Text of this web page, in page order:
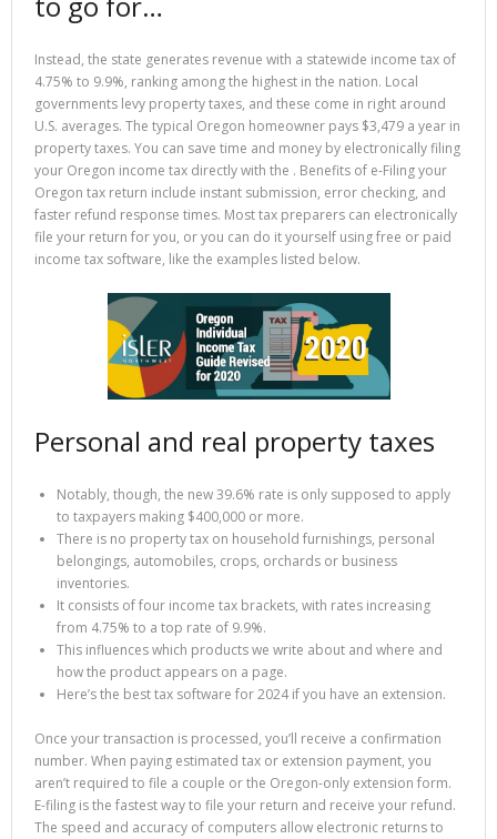
Instead, the state generates revenue with a statewide income tax of
4.75% to 9.9%, ranking among the highest in the nation. Local
governments levy property taxes, and these come in right around
U.S. averages. The typical Oregon homeowner pays $3,479 a year in
property taxes. You can save time and money by electronically filing
your Oregon income tax directly with the . Benefits of e-Filing your
Oregon tax return include instant submission, error checking, and
faster refund response times. Most tax preparers can electronically
file your return for you, or you can do it yourself using free or paid
income tax software, like the examples listed below.
Personal and real property taxes
Notably, though, the new 39.6% rate is only supposed to apply
to taxpayers making $400,000 or more.
There is no property tax on household furnishings, personal
belongings, automobiles, crops, orchards or business
inventories.
It consists of four income tax brackets, with rates increasing
from 4.75% to a top rate of 9.9%.
This influences which products we write about and where and
how the product appears on a page.
Here’s the best tax software for 2024 if you have an extension.
Once your transaction is processed, you’ll receive a confirmation
number. When paying estimated tax or extension payment, you
aren’t required to file a couple or the Oregon-only extension form.
E-filing is the fastest way to file your return and receive your refund.
The speed and accuracy of computers allow electronic returns to